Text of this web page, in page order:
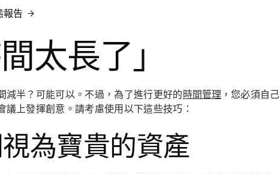
報告
太長了」
減半？可能可以。不過，為了進行更好的 時間管理 ，您必須自己
議上發揮創意。請考慮使用以下這些技巧：
為寶貴的資產